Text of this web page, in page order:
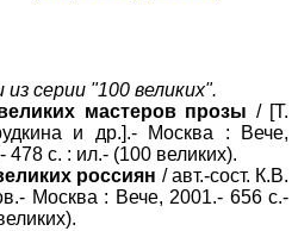
из серии "100 великих".
мастеров прозы / [Т.
и др.].- Москва : Вече,
478 с. : ил.- (100 великих).
россиян / авт.-сост. К.В.
Москва : Вече, 2001.- 656 с.-